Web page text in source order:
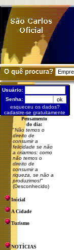
O quê procura?
Usuário:
Senha:
esqueceu os dados?
cadastre-se gratuitamente
Pensamento
do dia:
"Não temos o
direito de
consumir a
felicidade se não
a criarmos: como
não temos o
direito de
consumir a
riqueza, se não a
produzimos!"
(Desconhecido)
Inicial
A Cidade
Turismo
NOTÍCIAS